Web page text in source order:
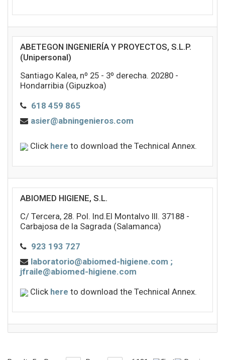
ABETEGON INGENIERÍA Y PROYECTOS, S.L.P.
(Unipersonal)
Santiago Kalea, nº 25 - 3º derecha. 20280 -
Hondarribia (Gipuzkoa)
618 459 865
asier@abningenieros.com
Click here to download the Technical Annex.
ABIOMED HIGIENE, S.L.
C/ Tercera, 28. Pol. Ind.El Montalvo III. 37188 -
Carbajosa de la Sagrada (Salamanca)
923 193 727
laboratorio@abiomed-higiene.com ;
jfraile@abiomed-higiene.com
Click here to download the Technical Annex.